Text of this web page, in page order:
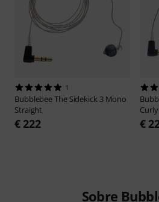
1
BubblebeeThe Sidekick 3 Mono
Straight
€ 222
Curly
€
Sobre